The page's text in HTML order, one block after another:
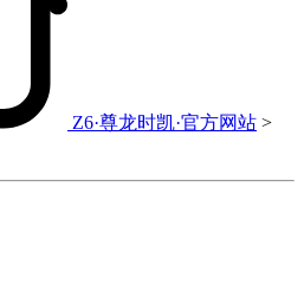
Z6·尊龙时凯·官方网站 >